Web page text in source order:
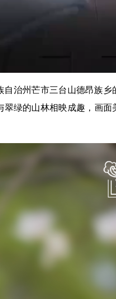
治州芒市三台山德昂族乡
绿的山林相映成趣，画面